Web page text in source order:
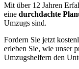
Mit über 12 Jahren
eine durchdachte
Umzugs sind.
Fordern Sie jetzt
erleben Sie, wie unser
Umzugshelfern den